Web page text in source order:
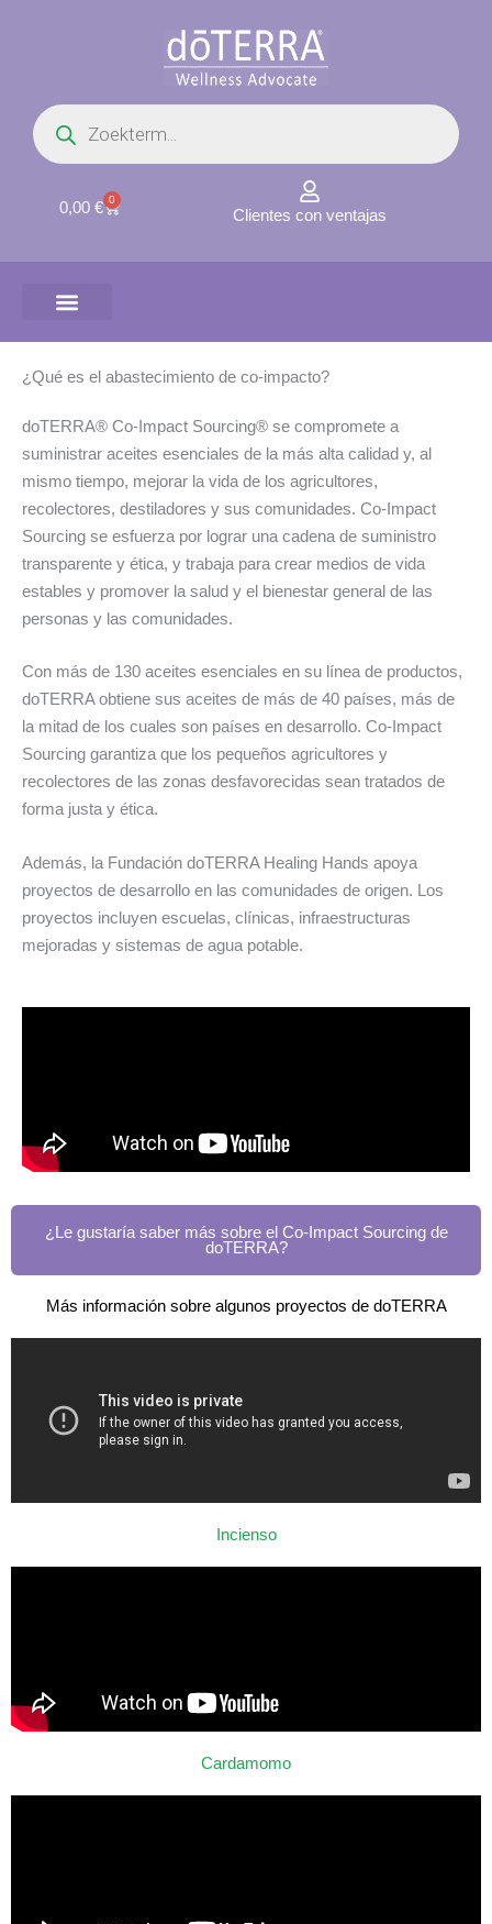
Búsqueda
de
productos
0,00 € 0
Carrito Clientes con ventajas
¿Qué es el abastecimiento de co-impacto?
doTERRA® Co-Impact Sourcing® se compromete a
suministrar aceites esenciales de la más alta calidad y, al
mismo tiempo, mejorar la vida de los agricultores,
recolectores, destiladores y sus comunidades. Co-Impact
Sourcing se esfuerza por lograr una cadena de suministro
transparente y ética, y trabaja para crear medios de vida
estables y promover la salud y el bienestar general de las
personas y las comunidades.
Con más de 130 aceites esenciales en su línea de productos,
doTERRA obtiene sus aceites de más de 40 países, más de
la mitad de los cuales son países en desarrollo. Co-Impact
Sourcing garantiza que los pequeños agricultores y
recolectores de las zonas desfavorecidas sean tratados de
forma justa y ética.
Además, la Fundación doTERRA Healing Hands apoya
proyectos de desarrollo en las comunidades de origen. Los
proyectos incluyen escuelas, clínicas, infraestructuras
mejoradas y sistemas de agua potable.
¿Le gustaría saber más sobre el Co-Impact Sourcing de
doTERRA?
Más información sobre algunos proyectos de doTERRA
Incienso
Cardamomo